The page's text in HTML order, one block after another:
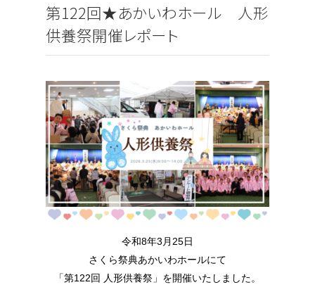
第122回★あかいわホール 人形
供養祭開催レポート
令和8年3月25日
さくら祭典あかいわホールにて
「第122回 人形供養祭」を開催いたしました。